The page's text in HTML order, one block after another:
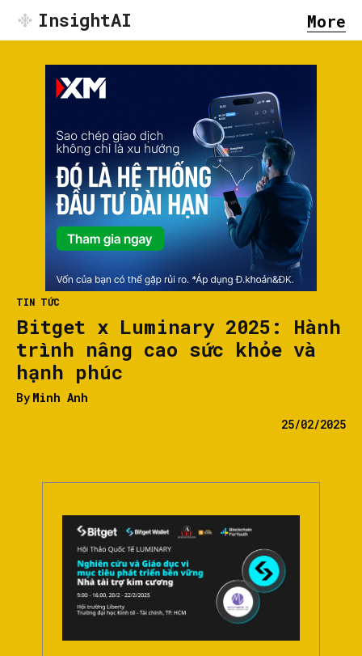
InsightAI More
TIN TỨC
Bitget x Luminary 2025: Hành
trình nâng cao sức khỏe và
hạnh phúc
By Minh Anh
25/02/2025